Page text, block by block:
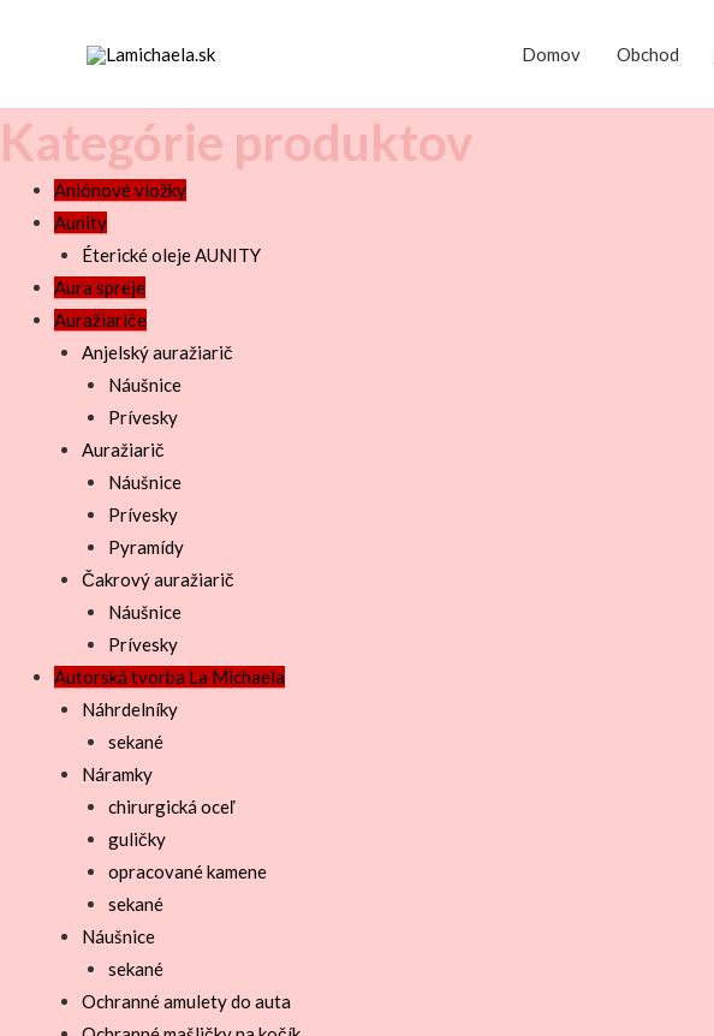
Domov Obchod
Kategórie produktov
Aniónové vložky
Aunity
Éterické oleje AUNITY
Aura spreje
Auražiariče
Anjelský auražiarič
Náušnice
Prívesky
Auražiarič
Náušnice
Prívesky
Pyramídy
Čakrový auražiarič
Náušnice
Prívesky
Autorská tvorba La Michaela
Náhrdelníky
sekané
Náramky
chirurgická oceľ
guličky
opracované kamene
sekané
Náušnice
sekané
Ochranné amulety do auta